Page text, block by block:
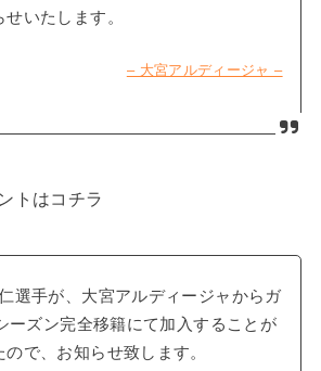
いたします。
– 大宮アルディージャ –
トはコチラ
選手が、大宮アルディージャからガ
ーズン完全移籍にて加入することが
で、お知らせ致します。